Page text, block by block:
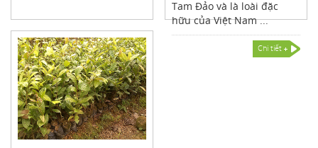
Tam Đảo và là loài đặc
hữu của Việt Nam ...
Chi tiết